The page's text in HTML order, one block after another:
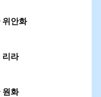
안화
라
화